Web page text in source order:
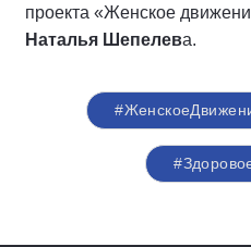
проекта «Женское
Наталья Шепелева.